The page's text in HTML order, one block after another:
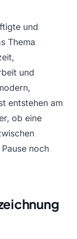
und
Thema
und
entstehen am
ob eine
noch